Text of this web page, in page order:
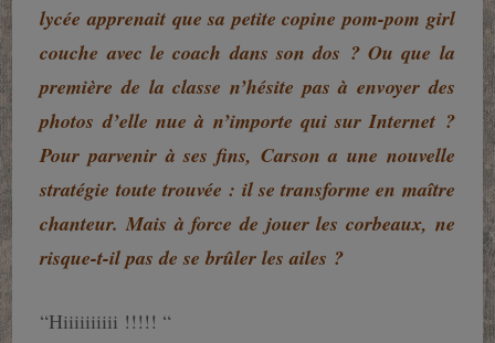
lycée apprenait que sa petite copine pom-pom girl
couche avec le coach dans son dos ? Ou que la
première de la classe n’hésite pas à envoyer des
photos d’elle nue à n’importe qui sur Internet ?
Pour parvenir à ses fins, Carson a une nouvelle
stratégie toute trouvée : il se transforme en maître
chanteur. Mais à force de jouer les corbeaux, ne
risque-t-il pas de se brûler les ailes ?
“Hiiiiiiiiii !!!!! “